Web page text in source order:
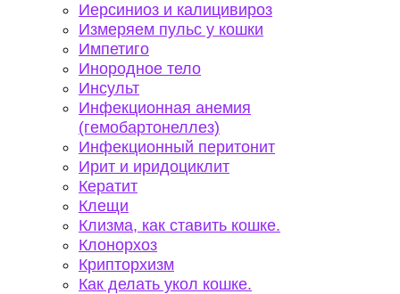
Иерсиниоз и калицивироз
Измеряем пульс у кошки
Импетиго
Инородное тело
Инсульт
Инфекционная анемия
(гемобартонеллез)
Инфекционный перитонит
Ирит и иридоциклит
Кератит
Клещи
Клизма, как ставить кошке.
Клонорхоз
Крипторхизм
Как делать укол кошке.